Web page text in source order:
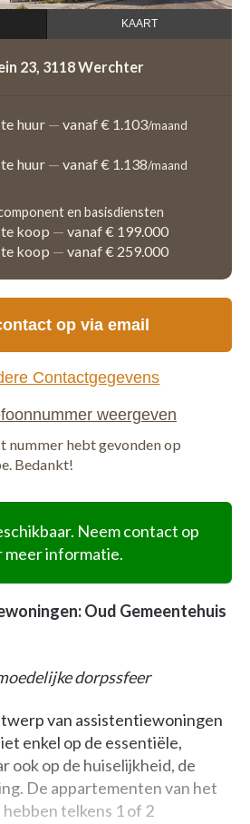
KAART
23, 3118 Werchter
huur — vanaf € 1.103/maand
huur — vanaf € 1.138/maand
en basisdiensten
koop — vanaf € 199.000
koop — vanaf € 259.000
Neem contact op
meer informatie.
Oud Gemeentehuis
dorpssfeer
van assistentiewoningen
enkel op de essentiële,
ook op de huiselijkheid, de
De appartementen van het
telkens 1 of 2
op via email
Contactgegevens
nummer hebt gevonden op
Bedankt!